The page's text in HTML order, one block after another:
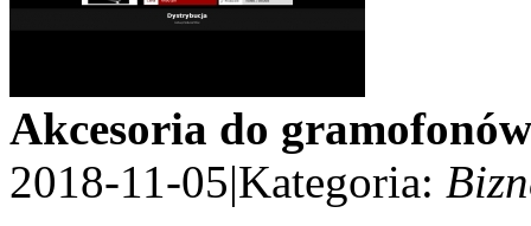
Akcesoria do
2018-11-05|Kategoria: